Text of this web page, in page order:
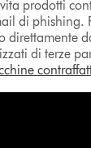
prodotti
di phishing.
direttamente
di terze